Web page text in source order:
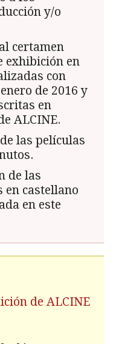
y/o
certamen
exhibición en
con
de 2016 y
en
ALCINE.
las películas
de las
en castellano
en este
de ALCINE